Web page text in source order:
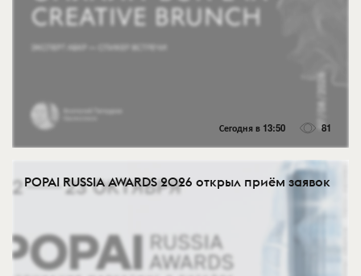
Сегодня в 13:50 81
POPAI RUSSIA AWARDS 2026 открыл приём заявок